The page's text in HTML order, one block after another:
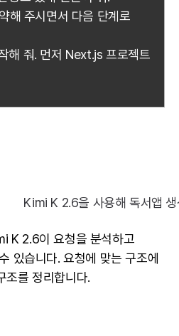
해 주시면서 다음 단계로
해 줘. 먼저 Next.js 프로젝트
K 2.6이 요청을 분석하고
있습니다. 요청에 맞는 구조에
조를 정리합니다.